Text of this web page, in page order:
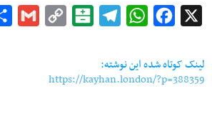
Facebook
WhatsApp
Telegram
Balatarin
Copy
لینک کوتاه شده این نوشته:
https://kayhan.london/?p=388359